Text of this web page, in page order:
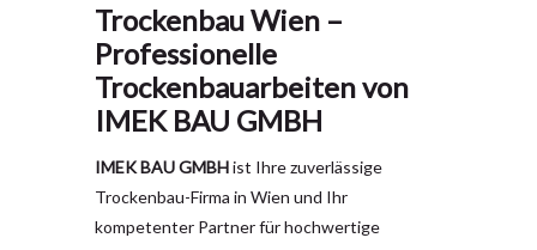
Trockenbau Wien –
Professionelle
Trockenbauarbeiten von
IMEK BAU GMBH
IMEK BAU GMBHist Ihre zuverlässige
Trockenbau-Firma in Wien und Ihr
kompetenter Partner für hochwertige